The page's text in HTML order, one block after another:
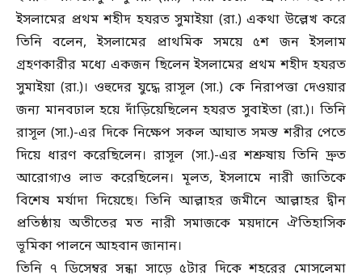
ইসলামের প্রথম শহীদ হযরত সুমাইয়া (রা.) একথা উল্লেখ করে
তিনি বলেন, ইসলামের প্রাথমিক সময়ে ৫শ জন ইসলাম
গ্রহণকারীর মধ্যে একজন ছিলেন ইসলামের প্রথম শহীদ হযরত
সুমাইয়া (রা.)। ওহুদের যুদ্ধে রাসূল (সা.) কে নিরাপত্তা দেওয়ার
জন্য মানবঢাল হয়ে দাঁড়িয়েছিলেন হযরত সুবাইতা (রা.)। তিনি
রাসূল (সা.)-এর দিকে নিক্ষেপ সকল আঘাত সমস্ত শরীর পেতে
দিয়ে ধারণ করেছিলেন। রাসূল (সা.)-এর শশ্রুষায় তিনি দ্রুত
আরোগ্যও লাভ করেছিলেন। মূলত, ইসলামে নারী জাতিকে
বিশেষ মর্যাদা দিয়েছে। তিনি আল্লাহর জমীনে আল্লাহর দ্বীন
প্রতিষ্ঠায় অতীতের মত নারী সমাজকে ময়দানে ঐতিহাসিক
ভূমিকা পালনে আহবান জানান।
তিনি ৭ ডিসেম্বর সন্ধা সাড়ে ৫টার দিকে শহরের মোসলেমা